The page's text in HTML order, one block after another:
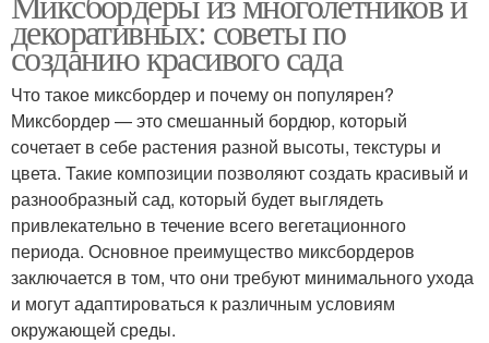
декоративных: советы по
созданию красивого сада
Что такое миксбордер и почему он популярен?
Миксбордер — это смешанный бордюр, который
сочетает в себе растения разной высоты, текстуры и
цвета. Такие композиции позволяют создать красивый и
разнообразный сад, который будет выглядеть
привлекательно в течение всего вегетационного
периода. Основное преимущество миксбордеров
заключается в том, что они требуют минимального ухода
и могут адаптироваться к различным условиям
окружающей среды.